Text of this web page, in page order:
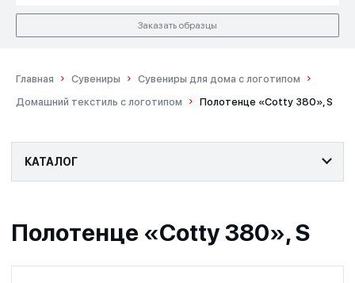
Заказать образцы
Главная Сувениры
Сувениры для дома с логотипом
Домашний текстиль с логотипом
Полотенце «Cotty 380», S
КАТАЛОГ
Полотенце «Cotty 380», S